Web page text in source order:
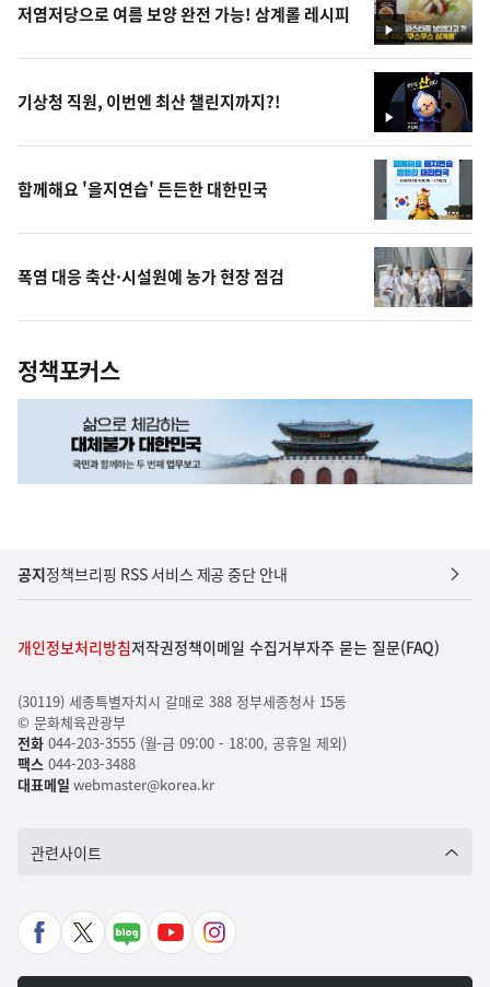
영
상
저염저당으로 여름 보양 완전 가능! 삼계롤 레시피
영
상
기상청 직원, 이번엔 최산 챌린지까지?!
함께해요 '을지연습' 든든한 대한민국
폭염 대응 축산·시설원예 농가 현장 점검
정책포커스
공지정책브리핑 RSS 서비스 제공 중단 안내
개인정보처리방침저작권정책이메일 수집거부자주 묻는 질문(FAQ)
(30119) 세종특별자치시 갈매로 388 정부세종청사 15동
© 문화체육관광부
전화044-203-3555 (월-금 09:00 - 18:00, 공휴일 제외)
팩스044-203-3488
대표메일 webmaster@korea.kr
관련사이트
페
X
네
유
인